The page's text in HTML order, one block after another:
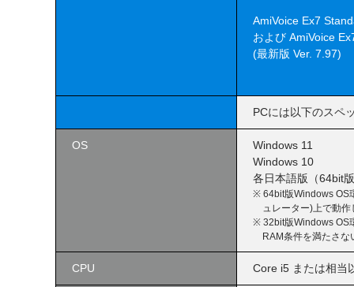
AmiVoice Ex7
および AmiVoice
(最新版 Ver. 7.97)
PCには以下のスペ
OS
Windows 11
Windows 10
各日本語版（64bit
※ 64bit版Windows OS
ュレーター)上で動作
※ 32bit版Windows OS
RAM条件を満たさ
CPU Core i5 または相当